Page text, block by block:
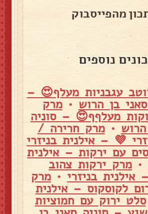
מהפייסבוק
נוספים
עגבניות מעלף😍 –
בן הרוש •מרק
מעלףף😍 – סוניה
•מרק חרירה /
💜 – אילנית בניזרי
עם ירקות – אילנית
• מרק ירקות צהוב
אילנית בניזרי • מרק
לקוסקוס – אילנית
סלט ירוק עם חמוציות